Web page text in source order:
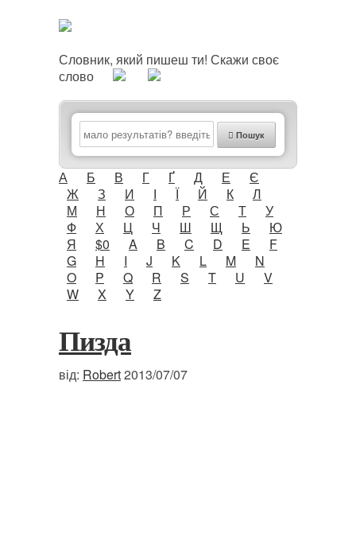
Словник, який пишеш ти! Скажи своє
слово
Пошук
А Б В Г Ґ Д Е
Є
Ж
З И І Ї Й К
Л
М
Н О П Р С Т
У
Ф
Х Ц Ч Ш Щ Ь
Ю
Я
$0 A B C D E
F
G
H I J K L M
N
O
P Q R S T U
V
W
X Y Z
Пизда
від: Robert2013/07/07